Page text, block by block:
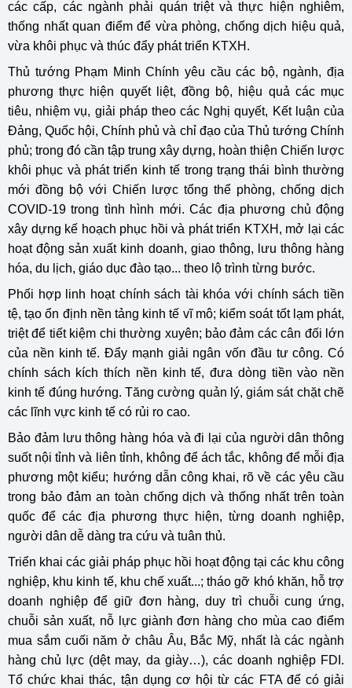
các cấp, các ngành phải quán triệt và thực hiện nghiêm,
thống nhất quan điểm để vừa phòng, chống dịch hiệu quả,
vừa khôi phục và thúc đẩy phát triển KTXH.
Thủ tướng Phạm Minh Chính yêu cầu các bộ, ngành, địa
phương thực hiện quyết liệt, đồng bộ, hiệu quả các mục
tiêu, nhiệm vụ, giải pháp theo các Nghị quyết, Kết luận của
Đảng, Quốc hội, Chính phủ và chỉ đạo của Thủ tướng Chính
phủ; trong đó cần tập trung xây dựng, hoàn thiện Chiến lược
khôi phục và phát triển kinh tế trong trạng thái bình thường
mới đồng bộ với Chiến lược tổng thể phòng, chống dịch
COVID-19 trong tình hình mới. Các địa phương chủ động
xây dựng kế hoạch phục hồi và phát triển KTXH, mở lại các
hoạt động sản xuất kinh doanh, giao thông, lưu thông hàng
hóa, du lịch, giáo dục đào tạo... theo lộ trình từng bước.
Phối hợp linh hoạt chính sách tài khóa với chính sách tiền
tệ, tạo ổn định nền tảng kinh tế vĩ mô; kiểm soát tốt lạm phát,
triệt để tiết kiệm chi thường xuyên; bảo đảm các cân đối lớn
của nền kinh tế. Đẩy mạnh giải ngân vốn đầu tư công. Có
chính sách kích thích nền kinh tế, đưa dòng tiền vào nền
kinh tế đúng hướng. Tăng cường quản lý, giám sát chặt chẽ
các lĩnh vực kinh tế có rủi ro cao.
Bảo đảm lưu thông hàng hóa và đi lại của người dân thông
suốt nội tỉnh và liên tỉnh, không để ách tắc, không để mỗi địa
phương một kiểu; hướng dẫn công khai, rõ về các yêu cầu
trong bảo đảm an toàn chống dịch và thống nhất trên toàn
quốc để các địa phương thực hiện, từng doanh nghiệp,
người dân dễ dàng tra cứu và tuân thủ.
Triển khai các giải pháp phục hồi hoạt động tại các khu công
nghiệp, khu kinh tế, khu chế xuất...; tháo gỡ khó khăn, hỗ trợ
doanh nghiệp để giữ đơn hàng, duy trì chuỗi cung ứng,
chuỗi sản xuất, nỗ lực giành đơn hàng cho mùa cao điểm
mua sắm cuối năm ở châu Âu, Bắc Mỹ, nhất là các ngành
hàng chủ lực (dệt may, da giày…), các doanh nghiệp FDI.
Tổ chức khai thác, tận dụng cơ hội từ các FTA để có giải